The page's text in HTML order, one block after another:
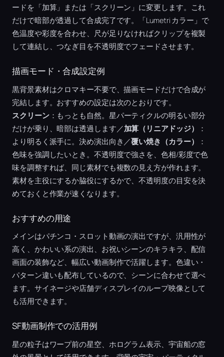
ードを「加算」または「スクリーン」に変更します。これ
だけで暗部が透過して合成完了です。「Lumetri カラー」で
色温度や彩度を合わせ、尺が足りなければクリップを複製
して連結し、つなぎ目を不透明度でフェードさせます。
描画モード・合成設定例
黒背景素材はクロマキー不要で、描画モードだけで合成が
完結します。おすすめの設定は次のとおりです。
スクリーン：もっとも自然。星パーティクルの明るい部分
だけが乗り、暗部は透過します／加算（リニアドッジ）
：
より明るく派手に。決め演出向き／覆い焼き（カラー）
：
色味を強調したいとき。不透明度で強さを、色相/彩度で色
味を調整すれば、同じ素材でも複数の見え方が作れます。
素材を主役にするか脇役にするかで、不透明度の目安を決
めておくと作業が速くなります。
おすすめの用途
メインはパチンコ・スロット動画の演出ですが、汎用性が
高く、かわいい系の演出、お祝いシーンのキラキラ、配信
画面の装飾など、幅広い動画制作で活躍します。色違い・
パターン違いも配布しているので、シーンに合わせて選べ
ます。サイネージや店舗ディスプレイのループ映像として
も活用できます。
SF動画制作での活用例
星の粒子はワープ前の星空、ホログラム表示、宇宙船の窓